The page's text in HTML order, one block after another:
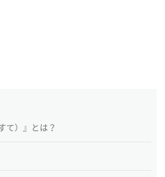
て）』とは？